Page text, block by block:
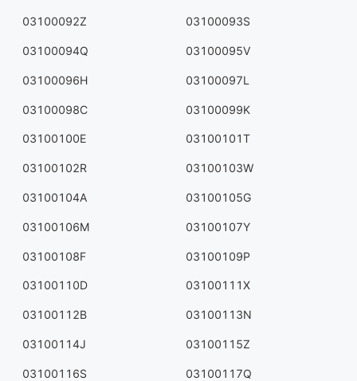
03100092Z 03100093S
03100094Q 03100095V
03100096H 03100097L
03100098C 03100099K
03100100E 03100101T
03100102R 03100103W
03100104A 03100105G
03100106M 03100107Y
03100108F 03100109P
03100110D 03100111X
03100112B 03100113N
03100114J 03100115Z
03100116S 03100117Q